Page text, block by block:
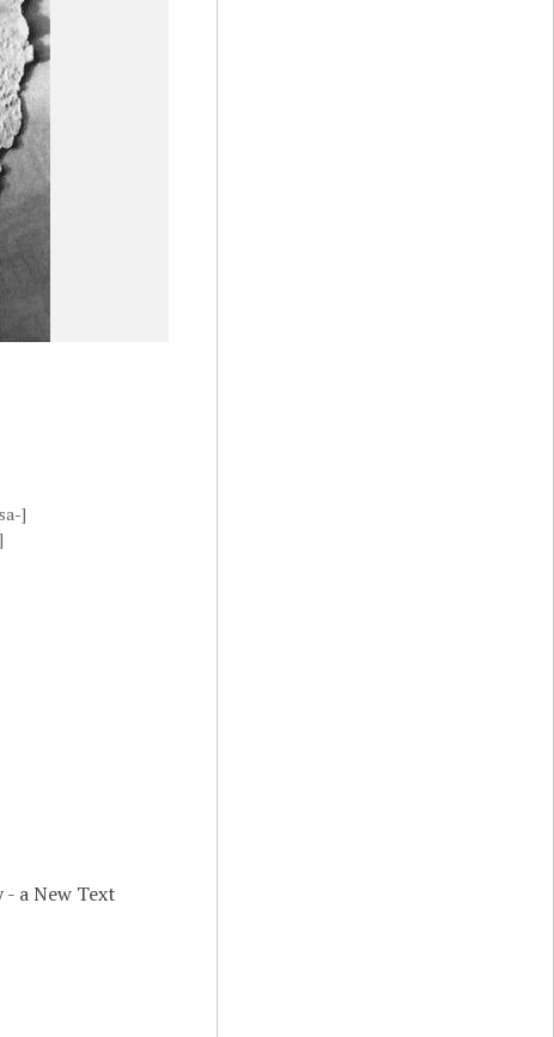
]
a New Text